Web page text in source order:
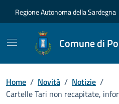
Regione Autonoma della Sardegna
Comune di
Home / Novità / Notizie /
Cartelle Tari non recapitate,